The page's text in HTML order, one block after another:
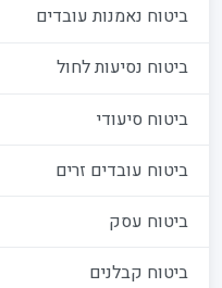
ביטוח נאמנות עובדים
ביטוח נסיעות לחול
ביטוח סיעודי
ביטוח עובדים זרים
ביטוח עסק
ביטוח קבלנים